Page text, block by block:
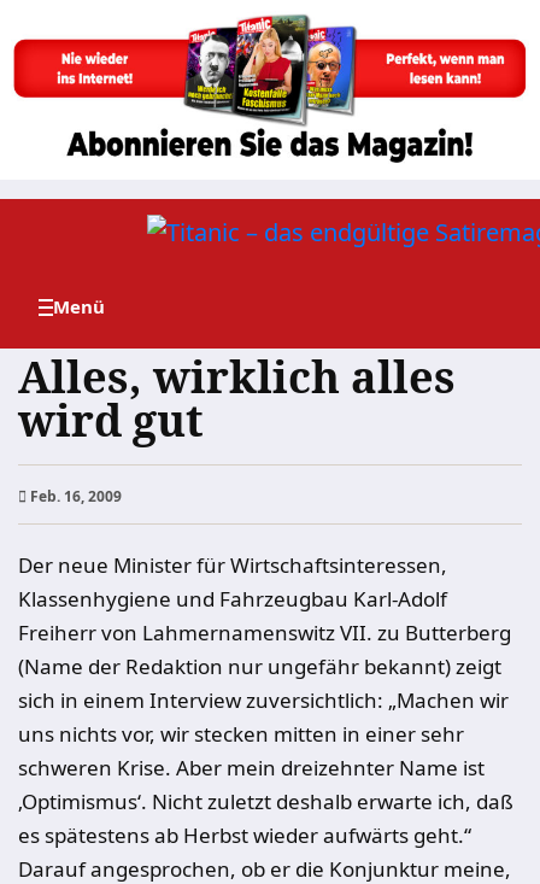
Zum
Alles, wirklich alles
wird gut
Feb. 16, 2009
Der neue Minister für Wirtschaftsinteressen,
Klassenhygiene und Fahrzeugbau Karl-Adolf
Freiherr von Lahmernamenswitz VII. zu Butterberg
(Name der Redaktion nur ungefähr bekannt) zeigt
sich in einem Interview zuversichtlich: „Machen wir
uns nichts vor, wir stecken mitten in einer sehr
schweren Krise. Aber mein dreizehnter Name ist
‚Optimismus‘. Nicht zuletzt deshalb erwarte ich, daß
es spätestens ab Herbst wieder aufwärts geht.“
Darauf angesprochen, ob er die Konjunktur meine,